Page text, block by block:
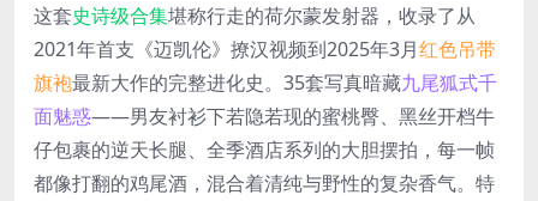
这套史诗级合集堪称行走的荷尔蒙发射器，收录了从
2021年首支《迈凯伦》撩汉视频到2025年3月红色吊带
旗袍最新大作的完整进化史。35套写真暗藏九尾狐式千
面魅惑——男友衬衫下若隐若现的蜜桃臀、黑丝开档牛
仔包裹的逆天长腿、全季酒店系列的大胆摆拍，每一帧
都像打翻的鸡尾酒，混合着清纯与野性的复杂香气。特